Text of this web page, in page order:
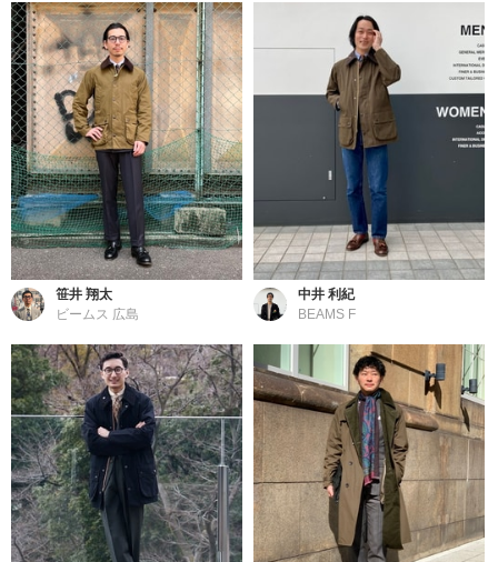
笹井 翔太
ビームス 広島
中井 利紀
BEAMS F